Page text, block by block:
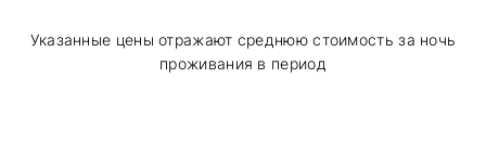
Указанные цены отражают среднюю стоимость за ночь
проживания в период